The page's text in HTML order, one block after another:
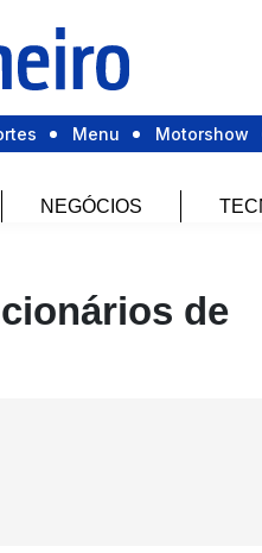
Menu Motorshow
NEGÓCIOS
de